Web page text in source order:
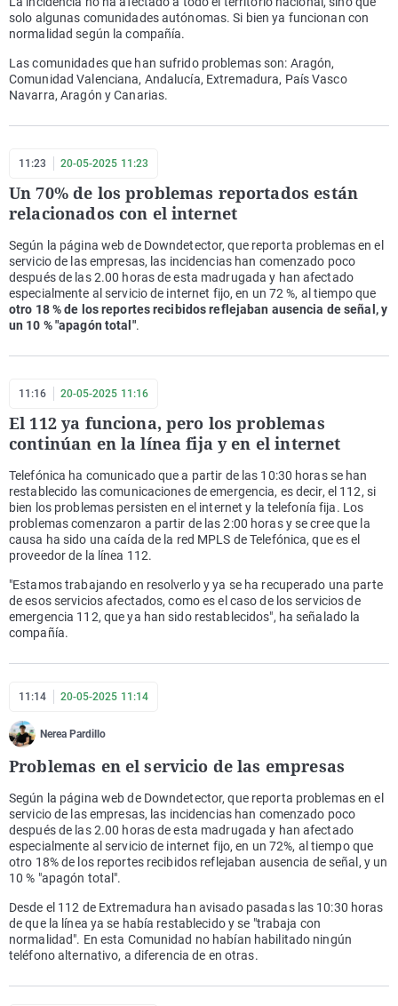
solo algunas comunidades autónomas. Si bien ya funcionan con
normalidad según la compañía.
Las comunidades que han sufrido problemas son: Aragón,
Comunidad Valenciana, Andalucía, Extremadura, País Vasco
Navarra, Aragón y Canarias.
11:23 20-05-2025 11:23
Un 70% de los problemas reportados están
relacionados con el internet
Según la página web de Downdetector, que reporta problemas en el
servicio de las empresas, las incidencias han comenzado poco
después de las 2.00 horas de esta madrugada y han afectado
especialmente al servicio de internet fijo, en un 72 %, al tiempo que
otro 18 % de los reportes recibidos reflejaban ausencia de señal, y
un 10 % "apagón total".
11:16 20-05-2025 11:16
El 112 ya funciona, pero los problemas
continúan en la línea fija y en el internet
Telefónica ha comunicado que a partir de las 10:30 horas se han
restablecido las comunicaciones de emergencia, es decir, el 112, si
bien los problemas persisten en el internet y la telefonía fija. Los
problemas comenzaron a partir de las 2:00 horas y se cree que la
causa ha sido una caída de la red MPLS de Telefónica, que es el
proveedor de la línea 112.
"Estamos trabajando en resolverlo y ya se ha recuperado una parte
de esos servicios afectados, como es el caso de los servicios de
emergencia 112, que ya han sido restablecidos", ha señalado la
compañía.
11:14 20-05-2025 11:14
Nerea Pardillo
Problemas en el servicio de las empresas
Según la página web de Downdetector, que reporta problemas en el
servicio de las empresas, las incidencias han comenzado poco
después de las 2.00 horas de esta madrugada y han afectado
especialmente al servicio de internet fijo, en un 72%, al tiempo que
otro 18% de los reportes recibidos reflejaban ausencia de señal, y un
10 % "apagón total".
Desde el 112 de Extremadura han avisado pasadas las 10:30 horas
de que la línea ya se había restablecido y se "trabaja con
normalidad". En esta Comunidad no habían habilitado ningún
teléfono alternativo, a diferencia de en otras.